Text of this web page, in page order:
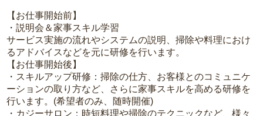
【お仕事開始前】
・説明会＆家事スキル学習
サービス実施の流れやシステムの説明、掃除や料理におけ
るアドバイスなどを元に研修を行います。
【お仕事開始後】
・スキルアップ研修：掃除の仕方、お客様とのコミュニケ
ーションの取り方など、さらに家事スキルを高める研修を
行います。(希望者のみ、随時開催)
・カジーサロン：時短料理や掃除のテクニックなど、様々